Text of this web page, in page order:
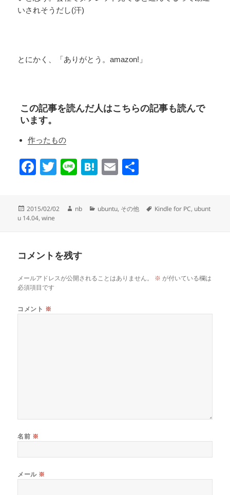
いされそうだし(汗)
とにかく、「ありがとう。amazon!」
この記事を読んだ人はこちらの記事も読んで
います。
作ったもの
F
e
o
o
k
T
er
Li
H
n
E
投
稿
2015/02/02
作
nb
カ
ubuntu, その他
タ
Kindle for PC, ubunt
u 14.04,wine
コメントを残す
メールアドレスが公開されることはありません。 ※ が付いている欄は
必須項目です
コメント ※
名前 ※
メール ※